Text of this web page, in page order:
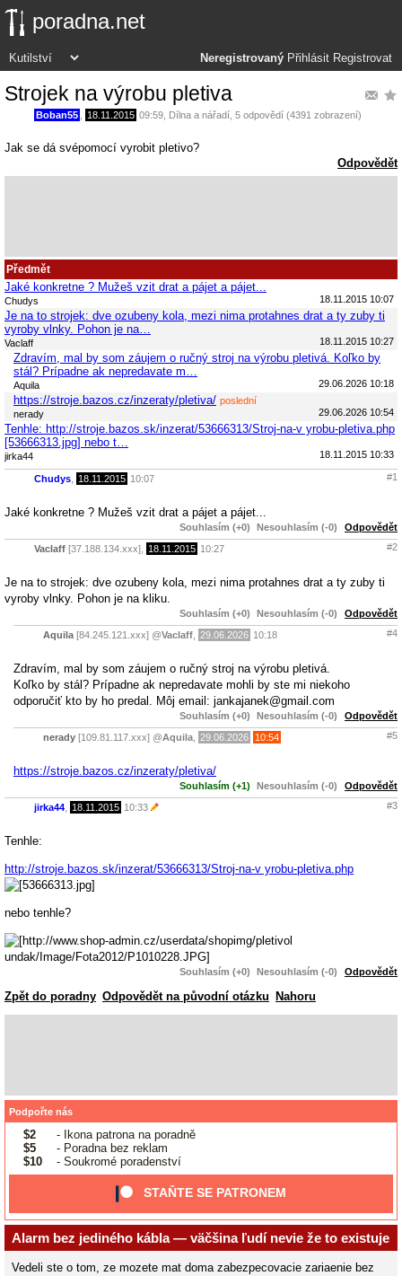
poradna.net
Neregistrovaný Přihlásit Registrovat
Strojek na výrobu pletiva
Boban55 18.11.2015 09:59 Dílna a nářadí , 5 odpovědí (4391 zobrazení)
Jak se dá svépomocí vyrobit pletivo?
Odpovědět
Předmět
Jaké konkretne ? Mužeš vzit drat a pájet a pájet...
Chudys 18.11.2015 10:07
Je na to strojek: dve ozubeny kola, mezi nima protahnes drat a ty zuby ti
vyroby vlnky. Pohon je na…
Vaclaff 18.11.2015 10:27
Zdravím, mal by som záujem o ručný stroj na výrobu pletivá. Koľko by
stál? Prípadne ak nepredavate m…
Aquila 29.06.2026 10:18
https://stroje.bazos.cz/inzeraty/pletiva/ poslední
nerady
29.06.2026 10:54
Tenhle: http://stroje.bazos.sk/inzerat/53666313/Stroj-na-v yrobu-pletiva.php
[53666313.jpg] nebo t…
jirka44 18.11.2015 10:33
Chudys 18.11.2015 10:07 #1
Jaké konkretne ? Mužeš vzit drat a pájet a pájet...
Souhlasím (+0) Nesouhlasím (-0) Odpovědět
Vaclaff [37.188.134.xxx], 18.11.2015 10:27 #2
Je na to strojek: dve ozubeny kola, mezi nima protahnes drat a ty zuby ti
vyroby vlnky. Pohon je na kliku.
Souhlasím (+0) Nesouhlasím (-0) Odpovědět
Aquila [84.245.121.xxx] @Vaclaff 29.06.2026 10:18 #4
Zdravím, mal by som záujem o ručný stroj na výrobu pletivá.
Koľko by stál? Prípadne ak nepredavate mohli by ste mi niekoho
odporučiť kto by ho predal. Môj email: jankajanek@gmail.com
Souhlasím (+0) Nesouhlasím (-0) Odpovědět
nerady [109.81.117.xxx] @Aquila 29.06.2026 10:54 #5
https://stroje.bazos.cz/inzeraty/pletiva/
Souhlasím (+1) Nesouhlasím (-0) Odpovědět
jirka44 18.11.2015 10:33 #3
Tenhle:
http://stroje.bazos.sk/inzerat/53666313/Stroj-na-v yrobu-pletiva.php
nebo tenhle?
Souhlasím (+0) Nesouhlasím (-0) Odpovědět
Zpět do poradny Odpovědět na původní otázku Nahoru
Podpořte nás
$2
- Ikona patrona na poradně
$5
- Poradna bez reklam
$10
- Soukromé poradenství
STAŇTE SE PATRONEM
Alarm bez jediného kábla — väčšina ľudí nevie že to existuje
Vedeli ste o tom, ze mozete mat doma zabezpecovacie zariaenie bez